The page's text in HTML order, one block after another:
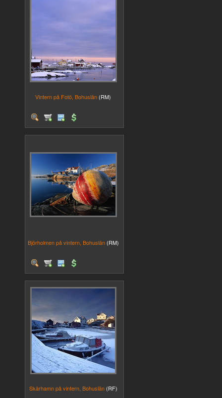
Vintern på Fotö, Bohuslän (RM)
Björholmen på vintern, Bohuslän (RM)
Skärhamn på vintern, Bohuslän (RF)